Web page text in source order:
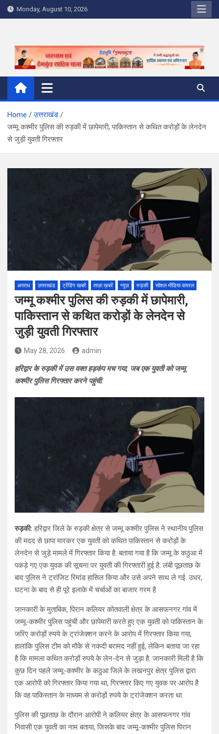
Skip
to
Monday, August 10, 2026
Home
उत्तराखंड
जम्मू कश्मीर पुलिस की रुड़की में छापेमारी, पाकिस्तान से कथित करोड़ों के लेनदेन
से जुड़ी युवती गिरफ्तार
अपराध उत्तराखंड ट्रेंडिंग खबरें ताज़ा ख़बरें न्यूज़ रुड़की सोशल मीडिया वायरल
जम्मू कश्मीर पुलिस की रुड़की में छापेमारी,
पाकिस्तान से कथित करोड़ों के लेनदेन से
जुड़ी युवती गिरफ्तार
May 28, 2026 admin
हरिद्वार के रुड़की में उस वक्त हड़कंप मच गया, जब एक युवती को जम्मू
कश्मीर पुलिस गिरफ्तार करने पहुंची.
रुड़की:हरिद्वार जिले के रुड़की क्षेत्र से जम्मू कश्मीर पुलिस ने स्थानीय पुलिस
की मदद से छापा मारकर एक युवती को कथित पाकिस्तान से करोड़ों के
लेनदेन से जुड़े मामले में गिरफ्तार किया है. बताया गया है कि जम्मू के कठुआ में
पकड़े गए एक युवक की सूचना पर युवती की गिरफ्तारी हुई है. लंबी पूछताछ के
बाद पुलिस ने ट्रांजिट रिमांड हासिल किया और उसे अपने साथ ले गई. उधर,
घटना के बाद से ही पूरे इलाके में चर्चाओं का बाजार गरम है.
जानकारी के मुताबिक, पिरान कलियर कोतवाली क्षेत्र के आसफनगर गांव में
जम्मू-कश्मीर पुलिस पहुंची और छापेमारी करते हुए एक युवती को पाकिस्तान के
जरिए करोड़ों रुपये के ट्रांजेक्शन करने के आरोप में गिरफ्तार किया गया,
हालांकि पुलिस टीम को मौके से नकदी बरामद नहीं हुई, लेकिन बताया जा रहा
है कि मामला कथित करोड़ों रुपये के लेन-देन से जुड़ा है. जानकारी मिली है कि
कुछ दिन पहले जम्मू-कश्मीर के कठुआ जिले के लखनपुर क्षेत्र पुलिस द्वारा
एक आरोपी को गिरफ्तार किया गया था, गिरफ्तार किए गए युवक पर आरोप है
कि वह पाकिस्तान के माध्यम से करोड़ों रुपये के ट्रांजेक्शन करता था.
पुलिस की पूछताछ के दौरान आरोपी ने कलियर क्षेत्र के आसफनगर गांव
निवासी एक युवती का नाम बताया, जिसके बाद जम्मू-कश्मीर पुलिस पिरान